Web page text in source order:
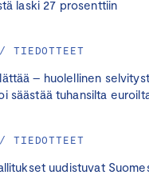
laski 27 prosenttiin
– huolellinen
säästää tuhansilta
uudistuvat